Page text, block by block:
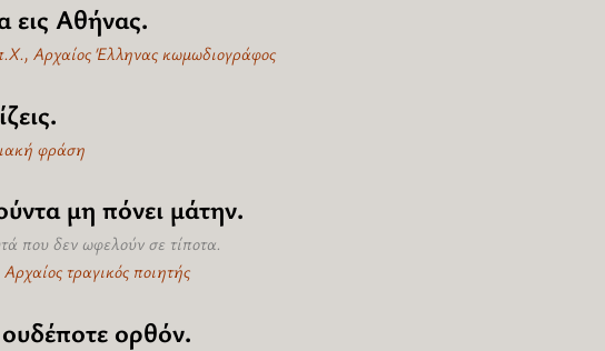
εις Αθήνας.
Αρχαίος Έλληνας κωμωδιογράφος
φράση
μη πόνει μάτην.
που δεν ωφελούν σε τίποτα.
τραγικός ποιητής
ορθόν.